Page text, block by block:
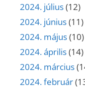
2024. július(12)
2024. június(11)
2024. május(10)
2024. április(14)
2024. március
2024. február